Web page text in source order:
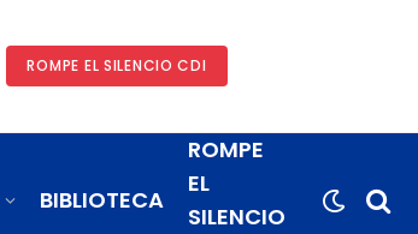
ROMPE EL SILENCIO CDI
BIBLIOTECA
ROMPE
EL
SILENCIO